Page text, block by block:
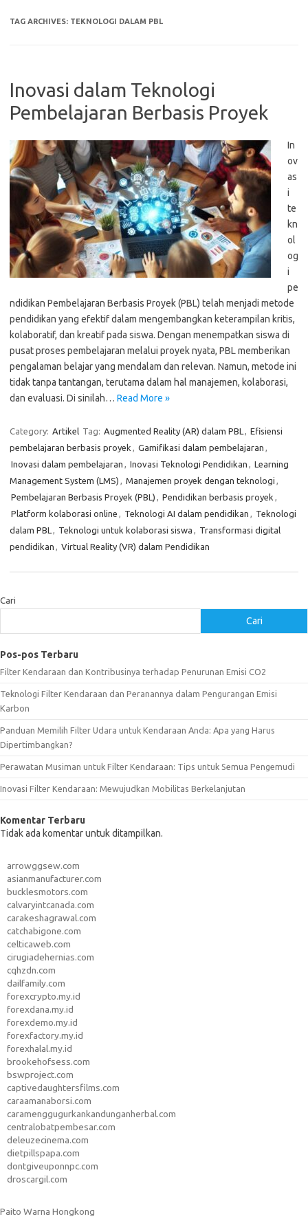
TAG ARCHIVES: TEKNOLOGI DALAM PBL
Inovasi dalam Teknologi
Pembelajaran Berbasis Proyek
In
ov
as
i
te
kn
ol
og
i
pe
ndidikan Pembelajaran Berbasis Proyek (PBL) telah menjadi metode
pendidikan yang efektif dalam mengembangkan keterampilan kritis,
kolaboratif, dan kreatif pada siswa. Dengan menempatkan siswa di
pusat proses pembelajaran melalui proyek nyata, PBL memberikan
pengalaman belajar yang mendalam dan relevan. Namun, metode ini
tidak tanpa tantangan, terutama dalam hal manajemen, kolaborasi,
dan evaluasi. Di sinilah… Read More »
Category: Artikel Tag: Augmented Reality (AR) dalam PBL , Efisiensi
pembelajaran berbasis proyek , Gamifikasi dalam pembelajaran ,
Inovasi dalam pembelajaran , Inovasi Teknologi Pendidikan , Learning
Management System (LMS) , Manajemen proyek dengan teknologi ,
Pembelajaran Berbasis Proyek (PBL) , Pendidikan berbasis proyek ,
Platform kolaborasi online , Teknologi AI dalam pendidikan , Teknologi
dalam PBL , Teknologi untuk kolaborasi siswa , Transformasi digital
pendidikan , Virtual Reality (VR) dalam Pendidikan
Cari
Cari
Pos-pos Terbaru
Filter Kendaraan dan Kontribusinya terhadap Penurunan Emisi CO2
Teknologi Filter Kendaraan dan Peranannya dalam Pengurangan Emisi
Karbon
Panduan Memilih Filter Udara untuk Kendaraan Anda: Apa yang Harus
Dipertimbangkan?
Perawatan Musiman untuk Filter Kendaraan: Tips untuk Semua Pengemudi
Inovasi Filter Kendaraan: Mewujudkan Mobilitas Berkelanjutan
Komentar Terbaru
Tidak ada komentar untuk ditampilkan.
arrowggsew.com
asianmanufacturer.com
bucklesmotors.com
calvaryintcanada.com
carakeshagrawal.com
catchabigone.com
celticaweb.com
cirugiadehernias.com
cqhzdn.com
dailfamily.com
forexcrypto.my.id
forexdana.my.id
forexdemo.my.id
forexfactory.my.id
forexhalal.my.id
brookehofsess.com
bswproject.com
captivedaughtersfilms.com
caraamanaborsi.com
caramenggugurkankandunganherbal.com
centralobatpembesar.com
deleuzecinema.com
dietpillspapa.com
dontgiveuponnpc.com
droscargil.com
Paito Warna Hongkong